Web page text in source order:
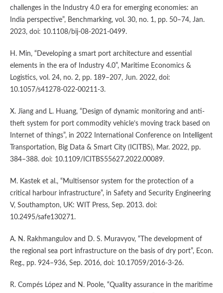
challenges in the Industry 4.0 era for emerging economies: an
India perspective”, Benchmarking, vol. 30, no. 1, pp. 50–74, Jan.
2023, doi: 10.1108/bij-08-2021-0499.
H. Min, “Developing a smart port architecture and essential
elements in the era of Industry 4.0”, Maritime Economics &
Logistics, vol. 24, no. 2, pp. 189–207, Jun. 2022, doi:
10.1057/s41278-022-00211-3.
X. Jiang and L. Huang, “Design of dynamic monitoring and anti-
theft system for port commodity vehicle’s moving track based on
Internet of things”, in 2022 International Conference on Intelligent
Transportation, Big Data & Smart City (ICITBS), Mar. 2022, pp.
384–388. doi: 10.1109/ICITBS55627.2022.00089.
M. Kastek et al., “Multisensor system for the protection of a
critical harbour infrastructure”, in Safety and Security Engineering
V, Southampton, UK: WIT Press, Sep. 2013. doi:
10.2495/safe130271.
A. N. Rakhmangulov and D. S. Muravyov, “The development of
the regional sea port infrastructure on the basis of dry port”, Econ.
Reg., pp. 924–936, Sep. 2016, doi: 10.17059/2016-3-26.
R. Compés López and N. Poole, “Quality assurance in the maritime